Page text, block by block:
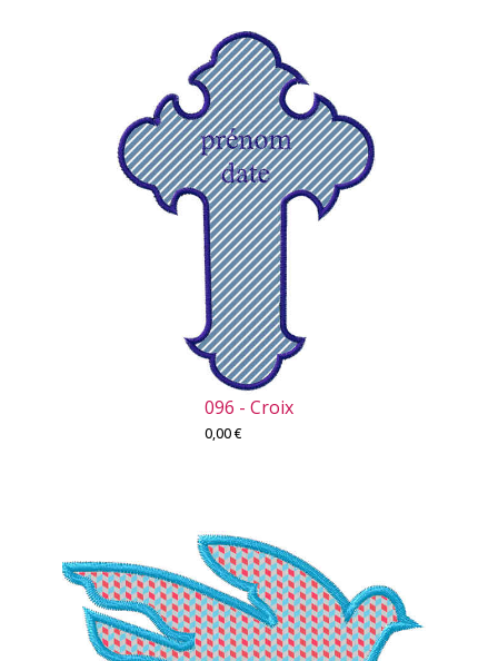
096 - Croix
0,00€